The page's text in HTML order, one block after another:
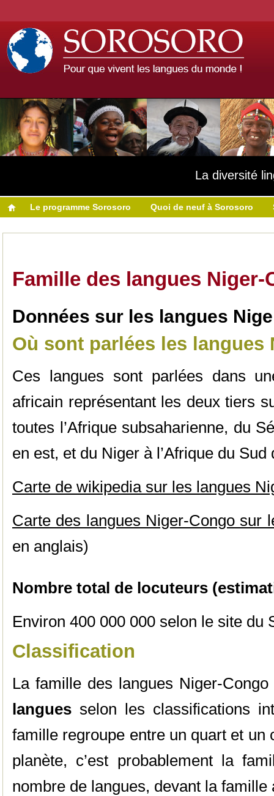
La diversité
Le programme Sorosoro Quoi de neuf à Sorosoro
Famille des langues Niger-
Données sur les langues
Où sont parlées les langues
Ces langues sont parlées dans
africain représentant les deux tiers
toutes l’Afrique subsaharienne, du
en est, et du Niger à l’Afrique du Sud
Carte de wikipedia sur les langues
Carte des langues Niger-Congo sur
en anglais)
Nombre total de locuteurs
Environ 400 000 000 selon le site du
Classification
La famille des langues Niger-
langues selon les classifications
famille regroupe entre un quart et un
planète, c’est probablement la
nombre de langues, devant la famille